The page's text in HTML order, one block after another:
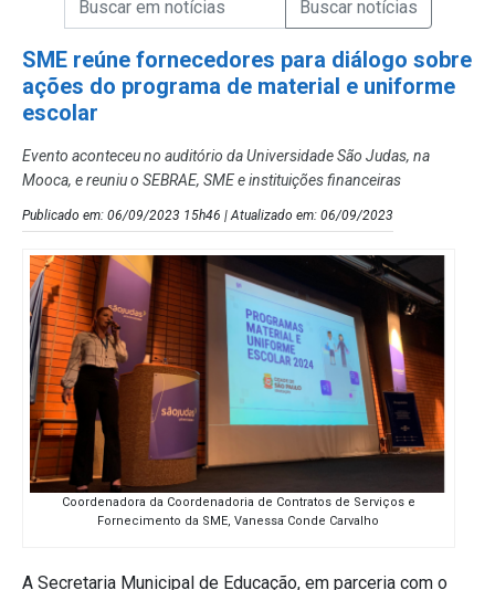
SME reúne fornecedores para diálogo sobre
ações do programa de material e uniforme
escolar
Evento aconteceu no auditório da Universidade São Judas, na
Mooca, e reuniu o SEBRAE, SME e instituições financeiras
Publicado em: 06/09/2023 15h46 | Atualizado em: 06/09/2023
Coordenadora da Coordenadoria de Contratos de Serviços e
Fornecimento da SME, Vanessa Conde Carvalho
A Secretaria Municipal de Educação, em parceria com o